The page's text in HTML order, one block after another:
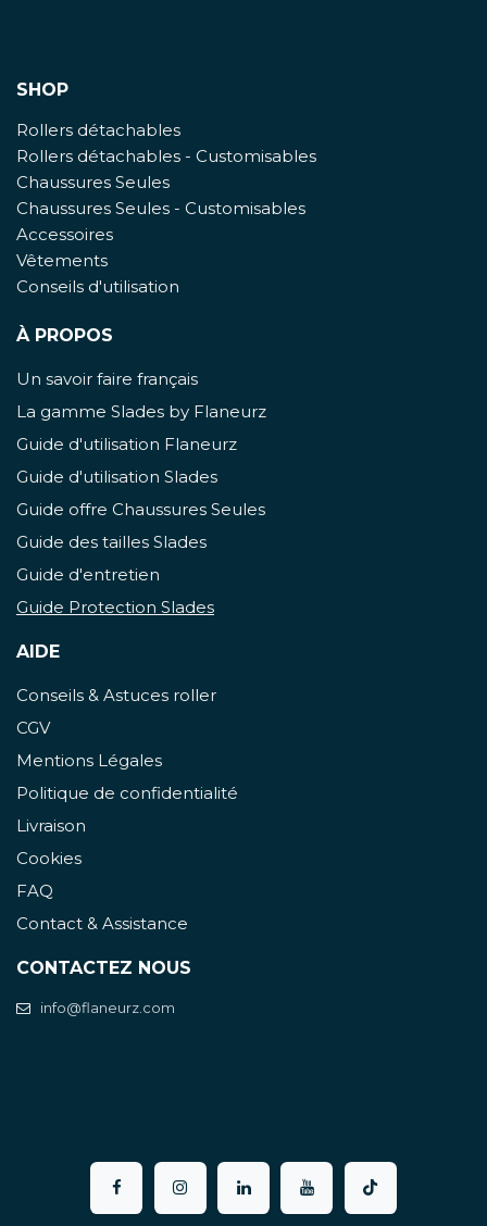
SHOP
Rollers détachables
Rollers détachables - Customisables
Chaussures Seules
Chaussures Seules - Customisables
Accessoires
Vêtements
Conseils d'utilisation
À PROPOS
Un savoir faire français
La gamme Slades by Flaneurz
Guide d'utilisation Flaneurz
Guide d'utilisation Slades
Guide offre Chaussures Seules
Guide des tailles Slades
Guide d'entretien
Guide Protection Slades
AIDE
Conseils & Astuces roller
CGV
Mentions Légales
Politique de confidentialité
Livraison
Cookies
FAQ
Contact & Assistance
CONTACTEZ NOUS
info@flaneurz.com